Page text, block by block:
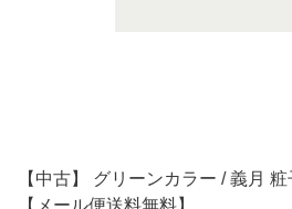
【中古】 グリーンカラー / 義月